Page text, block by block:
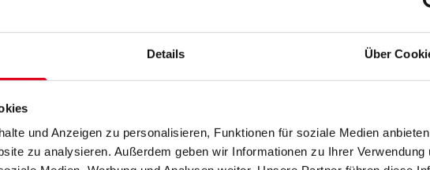
Details Über
und Anzeigen zu personalisieren, Funktionen für soziale Medien
zu analysieren. Außerdem geben wir Informationen zu Ihrer Verwendung